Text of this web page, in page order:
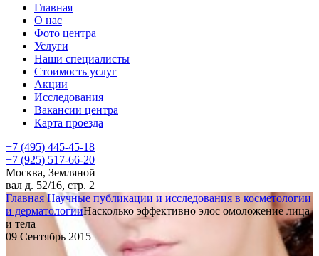
Главная
О нас
Фото центра
Услуги
Наши специалисты
Стоимость услуг
Акции
Исследования
Вакансии центра
Карта проезда
+7 (495) 445-45-18
+7 (925) 517-66-20
Москва, Земляной
вал д. 52/16, стр. 2
ГлавнаяНаучные публикации и исследования в косметологии
и дерматологииНасколько эффективно элос омоложение лица
и тела
09 Сентябрь 2015